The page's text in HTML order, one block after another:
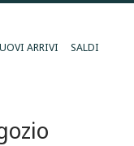
ARRIVI SALDI